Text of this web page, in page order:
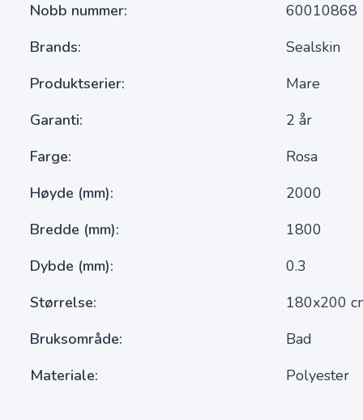
Nobb nummer
60010868
Brands
Sealskin
Produktserier
Mare
Garanti
2 år
Farge
Rosa
Høyde (mm)
2000
Bredde (mm)
1800
Dybde (mm)
0.3
Størrelse
180x200
Bruksområde
Bad
Materiale
Polyester